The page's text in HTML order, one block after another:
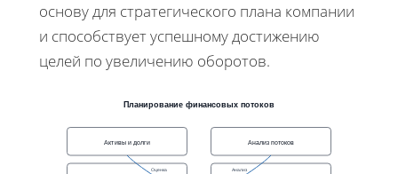
основу для стратегического плана компании
и способствует успешному достижению
целей по увеличению оборотов.
Планирование финансовых потоков
Активы и долги Анализ потоков
Оценка Анализ